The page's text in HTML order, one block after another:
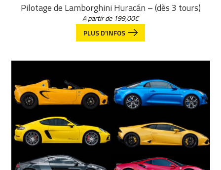
Pilotage de Lamborghini Huracán – (dès 3 tours)
A partir de 199,00€
PLUS D'INFOS